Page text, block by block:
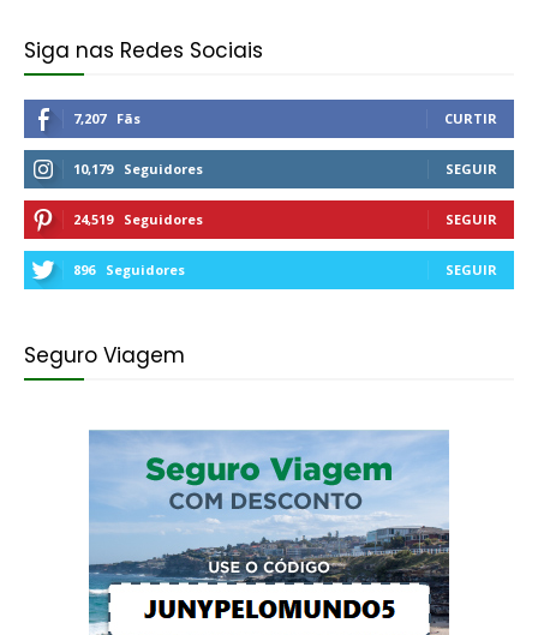
Siga nas Redes Sociais
7,207 Fãs CURTIR
10,179 Seguidores SEGUIR
24,519 Seguidores SEGUIR
896 Seguidores SEGUIR
Seguro Viagem